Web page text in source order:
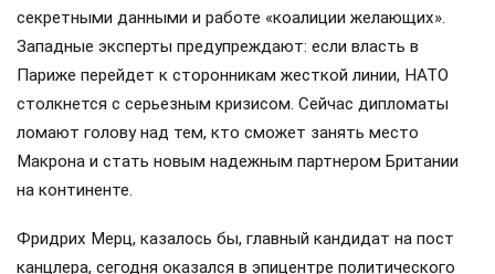
секретными данными и работе «коалиции желающих».
Западные эксперты предупреждают: если власть в
Париже перейдет к сторонникам жесткой линии, НАТО
столкнется с серьезным кризисом. Сейчас дипломаты
ломают голову над тем, кто сможет занять место
Макрона и стать новым надежным партнером Британии
на континенте.
Фридрих Мерц, казалось бы, главный кандидат на пост
канцлера, сегодня оказался в эпицентре политического